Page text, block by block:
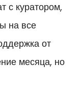
с куратором,
на все
от
месяца, но